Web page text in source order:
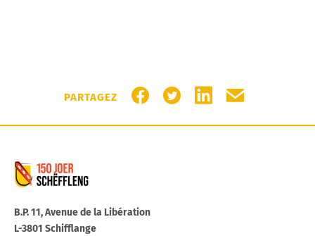
PARTAGEZ
PARTAGER SUR FACEBOOK
PARTAGER SUR TWITTER
PARTAGER SUR
PARTAGER
B.P. 11, Avenue de la Libération
L-3801 Schifflange